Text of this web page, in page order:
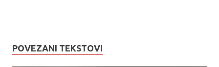
POVEZANI TEKSTOVI